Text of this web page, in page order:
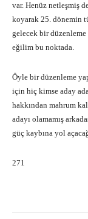
var. Henüz netleşmiş
koyarak 25. dönemin
gelecek bir
eğilim bu noktada.
Öyle bir düzenleme
için hiç kimse aday
hakkından mahrum
adayı olamamış
güç kaybına yol
271